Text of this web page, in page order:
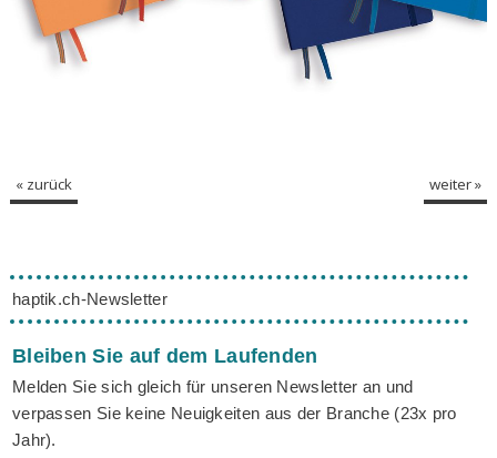
« zurück weiter »
haptik.ch-Newsletter
Bleiben Sie auf dem Laufenden
Melden Sie sich gleich für unseren Newsletter an und
verpassen Sie keine Neuigkeiten aus der Branche (23x pro
Jahr).